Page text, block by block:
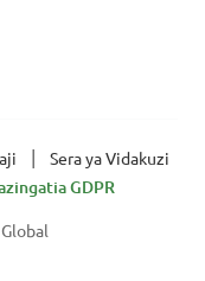
Sera ya Vidakuzi
GDPR